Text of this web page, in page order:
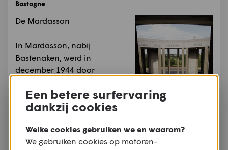
Bastogne
De Mardasson
In Mardasson, nabij
Bastenaken, werd in
december 1944 door
Rundstedtoffensief
tegengehouden.
De menselijke tol was enorm: 76.890 gesneuvelde,
gewonde of vermiste strijders, de burgerslachtoffers
Een betere surfervaring
dankzij cookies
Welke cookies gebruiken we en waarom?
We gebruiken cookies op motoren-